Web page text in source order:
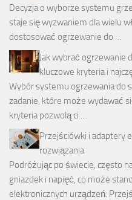
Decyzja o wyborze systemu
staje się wyzwaniem dla wielu
dostosować ogrzewanie do …
Jak wybrać ogrzewanie
kluczowe kryteria i
Wybór systemu ogrzewania do
zadanie, które może wydawać
kryteria pozwolą ci …
Przejściówki i adaptery
rozwiązania
Podróżując po świecie, często
gniazdek i napięć, co może
elektronicznych urządzeń.